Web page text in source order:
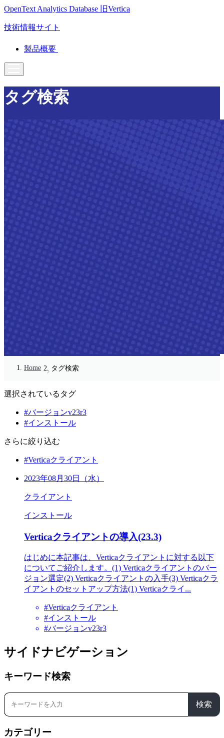
OpenText Analytics Database 旧Vertica
技術情報サイト
製品概要
タグ検索
Home タグ検索
選択されているタグ
#バージョンv23r3
#インストール
さらに絞り込む
#Verticaクライアント
2023年08月30日（水）
クライアント
インストール
Verticaクライアントの導入(23.3)
はじめに本記事は、Verticaクライアントに対する以下
についてご紹介します。(1) Verticaクライアントのバー
ジョン選定(2) Verticaクライアントの入手(3) Verticaクラ
イアントのセットアップ方法(1) Verticaクライ...
#Verticaクライアント
#インストール
#バージョンv23r3
サイドナビゲーション
キーワード検索
検索
カテゴリー